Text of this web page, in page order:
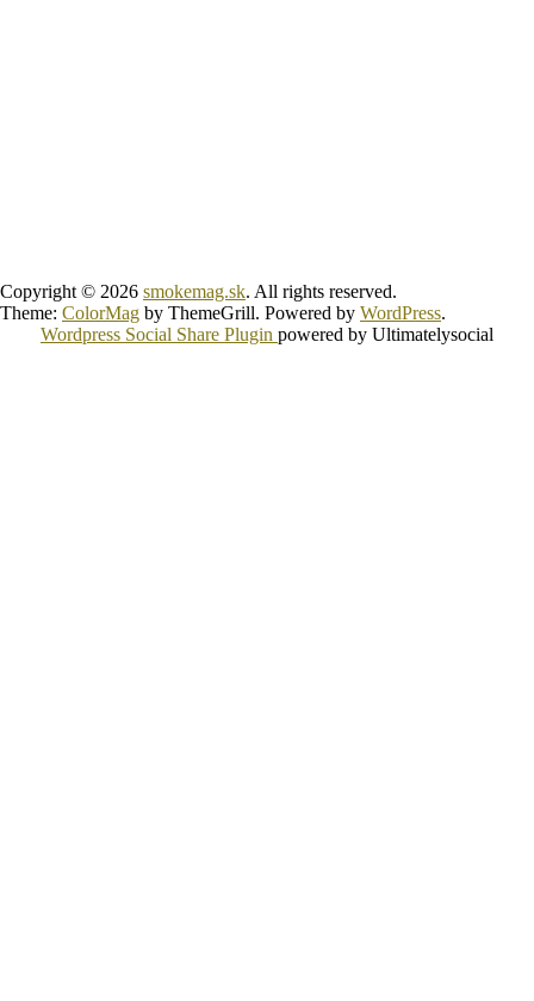
Copyright © 2026 smokemag.sk. All rights reserved.
Theme: ColorMag by ThemeGrill. Powered by WordPress.
Wordpress Social Share Plugin powered by Ultimatelysocial